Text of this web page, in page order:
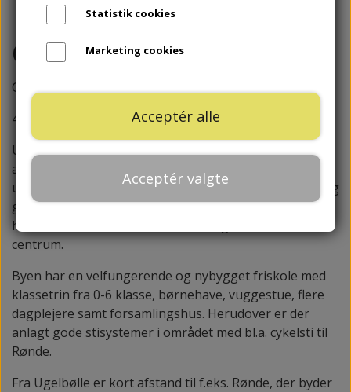
Om projektet
Gåsebakken, Ugelbølle, 8410 Rønde.
4 rækkehuse.
Ugelbølle er en hyggelig by ved Rønde og med kort
afstand til bl.a. Aahus. Byen er højtbeliggende, med
udsigt over Mols og Kalø Vig, tæt på strand, bådlaug og
golfbane. Ugelbølle er en landsby, der i de senere år
har været i stor vækst - med børn og fællesskab i
centrum.
Byen har en velfungerende og nybygget friskole med
klassetrin fra 0-6 klasse, børnehave, vuggestue, flere
dagplejere samt forsamlingshus. Herudover er der
anlagt gode stisystemer i området med bl.a. cykelsti til
Rønde.
Fra Ugelbølle er kort afstand til f.eks. Rønde, der byder
Statistik cookies
Marketing cookies
Acceptér alle
Acceptér valgte